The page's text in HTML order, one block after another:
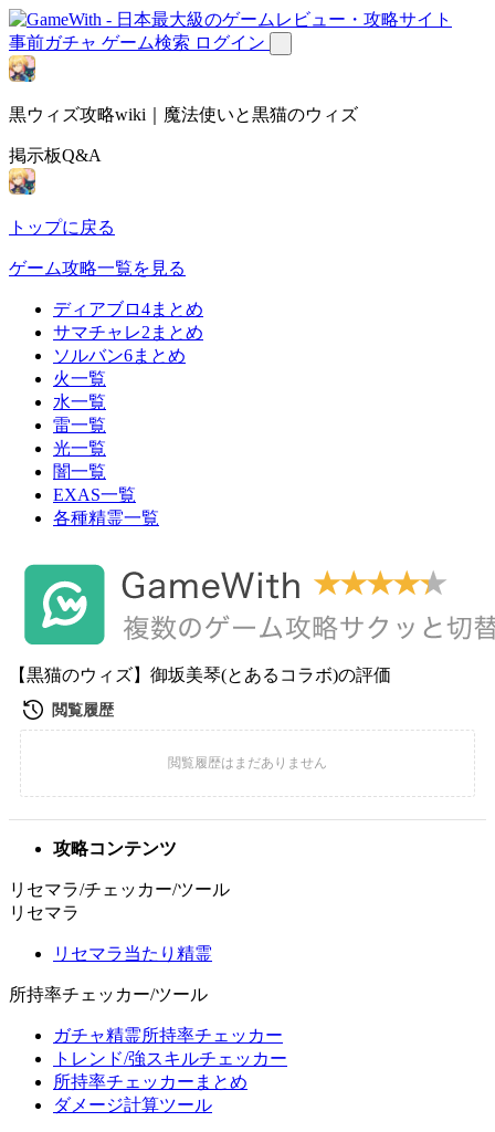
事前ガチャ ゲーム検索 ログイン
黒ウィズ攻略wiki｜魔法使いと黒猫のウィズ
掲示板Q&A
トップに戻る
ゲーム攻略一覧を見る
ディアブロ4まとめ
サマチャレ2まとめ
ソルバン6まとめ
火一覧
水一覧
雷一覧
光一覧
闇一覧
EXAS一覧
各種精霊一覧
【黒猫のウィズ】御坂美琴(とあるコラボ)の評価
攻略コンテンツ
リセマラ/チェッカー/ツール
リセマラ
リセマラ当たり精霊
所持率チェッカー/ツール
ガチャ精霊所持率チェッカー
トレンド/強スキルチェッカー
所持率チェッカーまとめ
ダメージ計算ツール